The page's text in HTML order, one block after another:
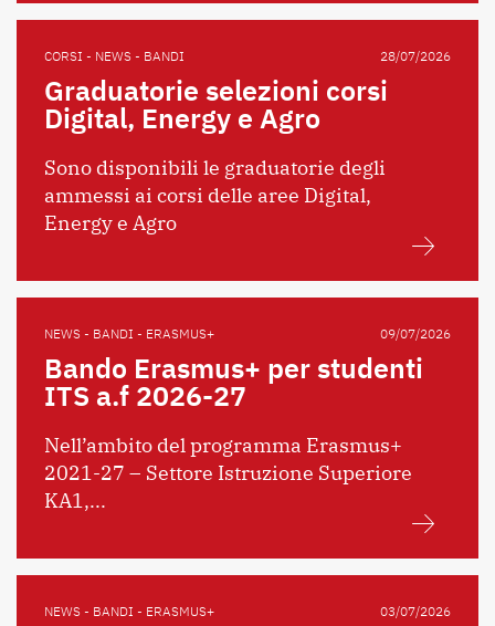
CORSI - NEWS - BANDI 28/07/2026
Graduatorie selezioni corsi
Digital, Energy e Agro
Sono disponibili le graduatorie degli
ammessi ai corsi delle aree Digital,
Energy e Agro
NEWS - BANDI - ERASMUS+ 09/07/2026
Bando Erasmus+ per studenti
ITS a.f 2026-27
Nell’ambito del programma Erasmus+
2021-27 – Settore Istruzione Superiore
KA1,...
NEWS - BANDI - ERASMUS+ 03/07/2026